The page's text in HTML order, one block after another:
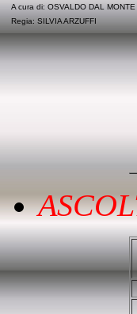
A cura di: OSVALDO DAL MONTE
Regia: SILVIA ARZUFFI